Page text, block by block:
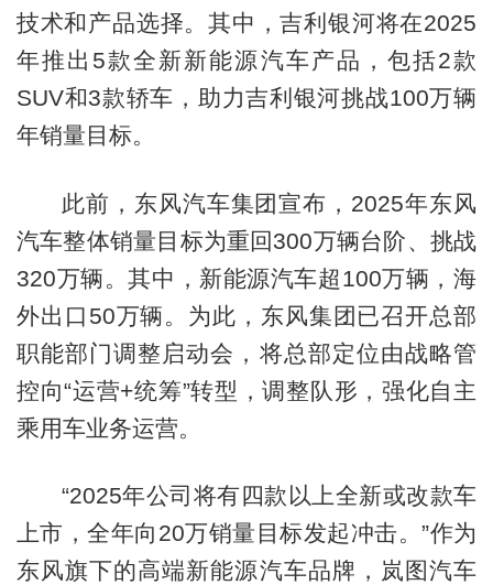
技术和产品选择。其中，吉利银河将在2025
年推出5款全新新能源汽车产品，包括2款
SUV和3款轿车，助力吉利银河挑战100万辆
年销量目标。
此前，东风汽车集团宣布，2025年东风
汽车整体销量目标为重回300万辆台阶、挑战
320万辆。其中，新能源汽车超100万辆，海
外出口50万辆。为此，东风集团已召开总部
职能部门调整启动会，将总部定位由战略管
控向“运营+统筹”转型，调整队形，强化自主
乘用车业务运营。
“2025年公司将有四款以上全新或改款车
上市，全年向20万销量目标发起冲击。”作为
东风旗下的高端新能源汽车品牌，岚图汽车